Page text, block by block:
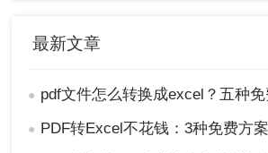
最新文章
● pdf文件怎么转换成excel？五种免费方
● PDF转Excel不花钱：3种免费方案的真实额